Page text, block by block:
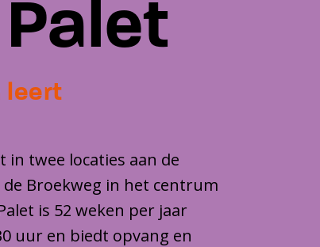
leert
in twee locaties aan de
Broekweg in het centrum
is 52 weken per jaar
uur en biedt opvang en